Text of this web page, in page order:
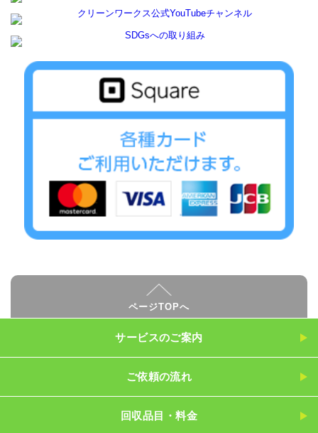
ページTOPへ
サービスのご案内
ご依頼の流れ
回収品目・料金